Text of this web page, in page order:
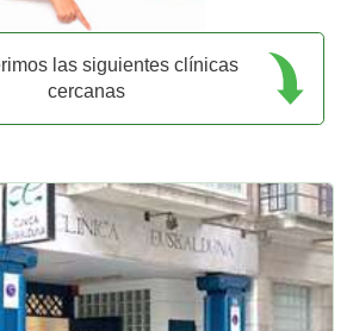
las siguientes clínicas
cercanas